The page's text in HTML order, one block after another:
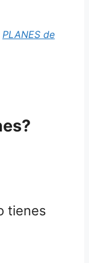
PLANES de
tienes